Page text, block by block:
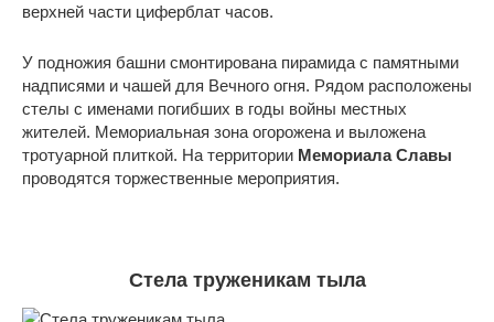
верхней части циферблат часов.
У подножия башни смонтирована пирамида с памятными
надписями и чашей для Вечного огня. Рядом расположены
стелы с именами погибших в годы войны местных
жителей. Мемориальная зона огорожена и выложена
тротуарной плиткой. На территории Мемориала Славы
проводятся торжественные мероприятия.
Стела труженикам тыла